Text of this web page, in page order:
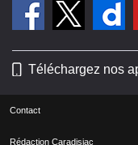
Téléchargez nos
Contact
Rédaction Caradisiac